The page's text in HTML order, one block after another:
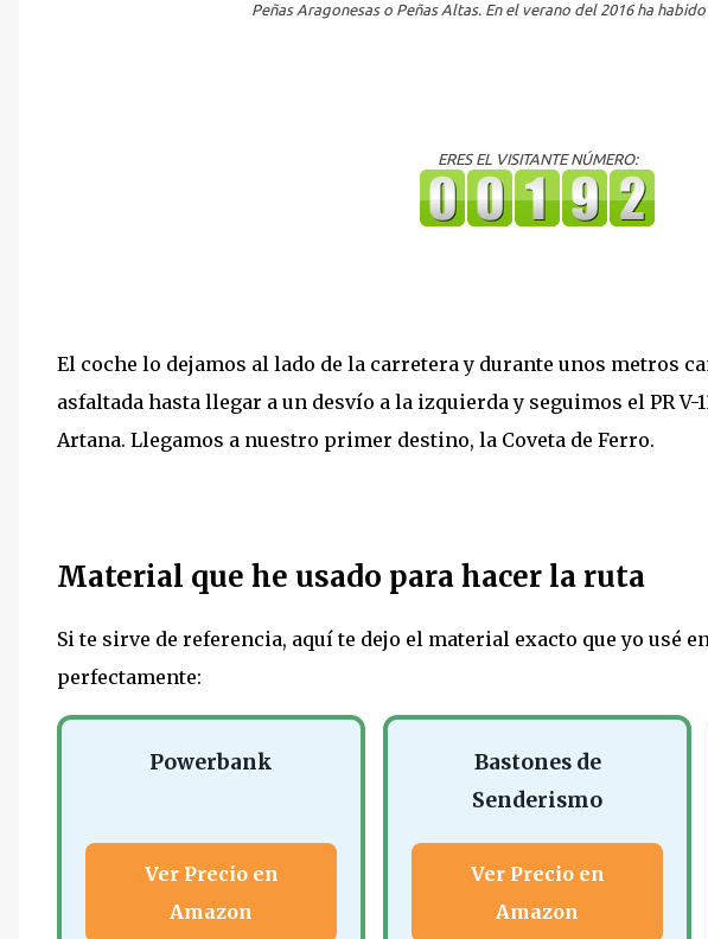
Peñas Aragonesas o Peñas Altas. En el verano del 2016 ha
ERES EL VISITANTE NÚMERO:
El coche lo dejamos al lado de la carretera y durante unos metros
asfaltada hasta llegar a un desvío a la izquierda y seguimos el PR V-
Artana. Llegamos a nuestro primer destino, la Coveta de Ferro.
Material que he usado para hacer la ruta
Si te sirve de referencia, aquí te dejo el material exacto que yo usé
perfectamente:
Powerbank
Ver Precio en
Amazon
Bastones de
Senderismo
Ver Precio en
Amazon